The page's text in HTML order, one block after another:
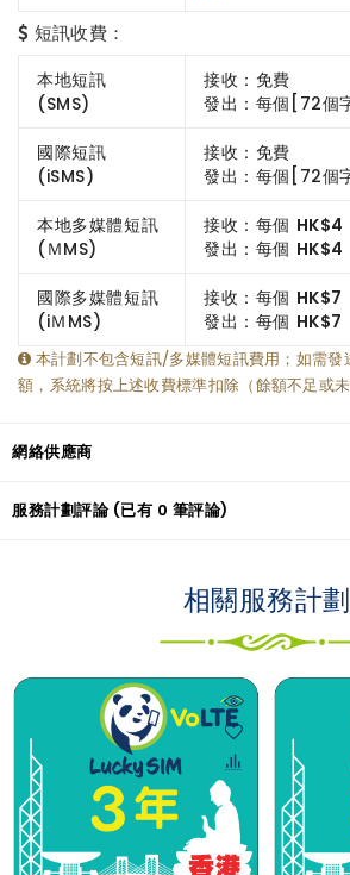
短訊收費：
本地短訊
(SMS)
接收：免費
發出：每個[72個
國際短訊
(iSMS)
接收：免費
發出：每個[72個
本地多媒體短訊
(ＭMS)
接收：每個 HK$4
發出：每個 HK$4
國際多媒體短訊
(iＭMS)
接收：每個 HK$7
發出：每個 HK$7
本計劃不包含短訊/多媒體短訊費用；如需發
額，系統將按上述收費標準扣除（餘額不足或未
網絡供應商
服務計劃評論 (已有 0 筆評論)
相關服務計劃